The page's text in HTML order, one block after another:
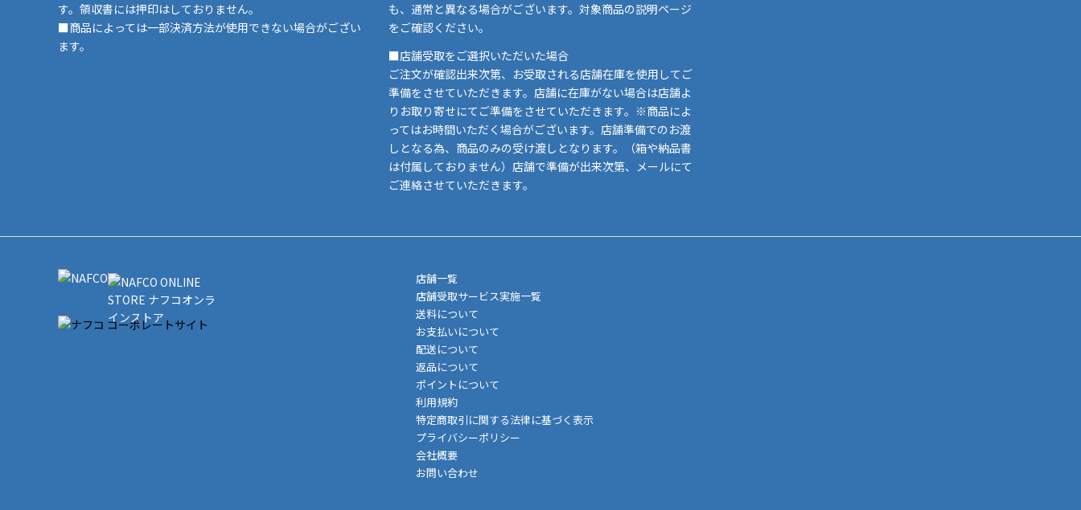
す。領収書には押印はしておりません。
■商品によっては一部決済方法が使用できない場合がござい
ます。
も、通常と異なる場合がございます。対象商品の説明ページ
をご確認ください。
■店舗受取をご選択いただいた場合
ご注文が確認出来次第、お受取される店舗在庫を使用してご
準備をさせていただきます。店舗に在庫がない場合は店舗よ
りお取り寄せにてご準備をさせていただきます。※商品によ
ってはお時間いただく場合がございます。店舗準備でのお渡
しとなる為、商品のみの受け渡しとなります。（箱や納品書
は付属しておりません）店舗で準備が出来次第、メールにて
ご連絡させていただきます。
店舗一覧
店舗受取サービス実施一覧
送料について
お支払いについて
配送について
返品について
ポイントについて
利用規約
特定商取引に関する法律に基づく表示
プライバシーポリシー
会社概要
お問い合わせ